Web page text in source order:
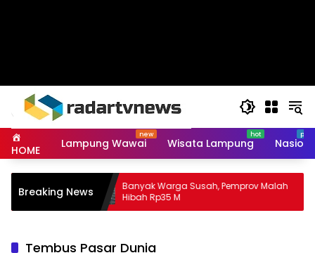
HOME Lampung Wawai Wisata Lampung
Breaking NewsBanyak Warga Susah, Pemprov Malah
Hibah Rp35 M
Tembus Pasar Dunia